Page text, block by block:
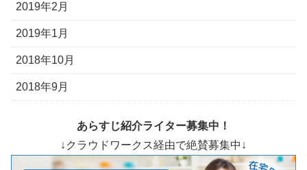
2019年2月
2019年1月
2018年10月
2018年9月
あらすじ紹介ライター募集中！
↓クラウドワークス経由で絶賛募集中↓